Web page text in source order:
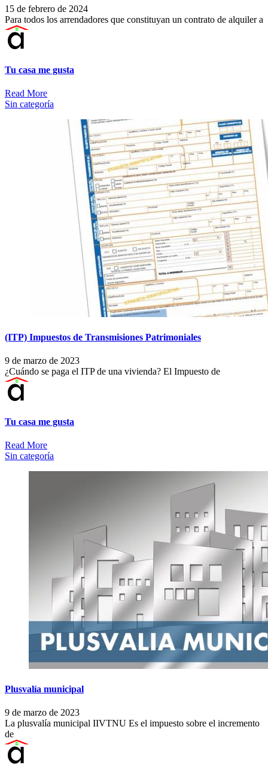
15 de febrero de 2024
Para todos los arrendadores que constituyan un contrato de alquiler a
Tu casa me gusta
Read More
Sin categoría
(ITP) Impuestos de Transmisiones Patrimoniales
9 de marzo de 2023
¿Cuándo se paga el ITP de una vivienda? El Impuesto de
Tu casa me gusta
Read More
Sin categoría
Plusvalía municipal
9 de marzo de 2023
La plusvalía municipal IIVTNU Es el impuesto sobre el incremento
de